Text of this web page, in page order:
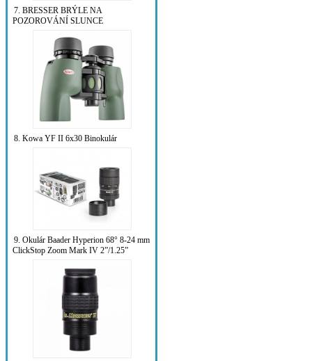
7. BRESSER BRÝLE NA
POZOROVÁNÍ SLUNCE
8. Kowa YF II 6x30 Binokulár
9. Okulár Baader Hyperion 68° 8-24 mm
ClickStop Zoom Mark IV 2”/1.25”